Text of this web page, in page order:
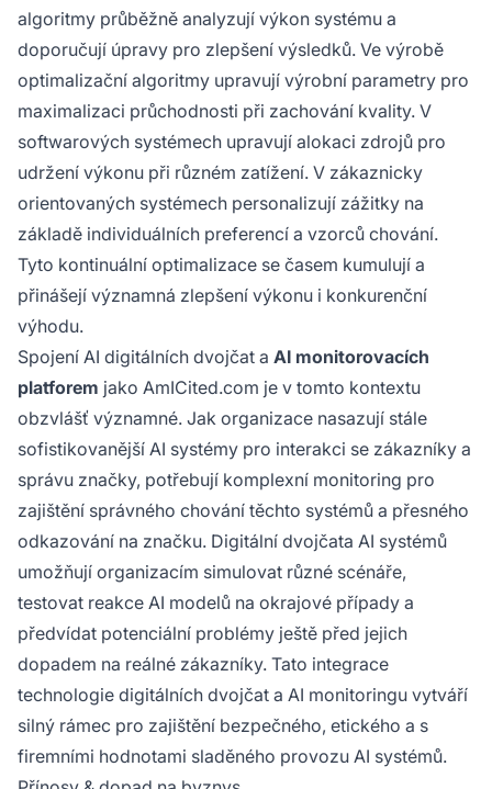
algoritmy průběžně analyzují výkon systému a
doporučují úpravy pro zlepšení výsledků. Ve výrobě
optimalizační algoritmy upravují výrobní parametry pro
maximalizaci průchodnosti při zachování kvality. V
softwarových systémech upravují alokaci zdrojů pro
udržení výkonu při různém zatížení. V zákaznicky
orientovaných systémech personalizují zážitky na
základě individuálních preferencí a vzorců chování.
Tyto kontinuální optimalizace se časem kumulují a
přinášejí významná zlepšení výkonu i konkurenční
výhodu.
Spojení AI digitálních dvojčat a AI monitorovacích
platforem jako AmICited.com je v tomto kontextu
obzvlášť významné. Jak organizace nasazují stále
sofistikovanější AI systémy pro interakci se zákazníky a
správu značky, potřebují komplexní monitoring pro
zajištění správného chování těchto systémů a přesného
odkazování na značku. Digitální dvojčata AI systémů
umožňují organizacím simulovat různé scénáře,
testovat reakce AI modelů na okrajové případy a
předvídat potenciální problémy ještě před jejich
dopadem na reálné zákazníky. Tato integrace
technologie digitálních dvojčat a AI monitoringu vytváří
silný rámec pro zajištění bezpečného, etického a s
firemními hodnotami sladěného provozu AI systémů.